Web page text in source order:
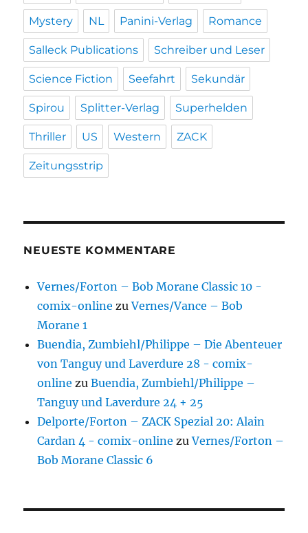
Mystery NL Panini-Verlag Romance
Salleck Publications Schreiber und Leser
Science Fiction Seefahrt Sekundär
Spirou Splitter-Verlag Superhelden
Thriller US Western ZACK
Zeitungsstrip
NEUESTE KOMMENTARE
Vernes/Forton – Bob Morane Classic 10 -
comix-online zuVernes/Vance – Bob
Morane 1
Buendia, Zumbiehl/Philippe – Die Abenteuer
von Tanguy und Laverdure 28 - comix-
online zuBuendia, Zumbiehl/Philippe –
Tanguy und Laverdure 24 + 25
Delporte/Forton – ZACK Spezial 20: Alain
Cardan 4 - comix-online zuVernes/Forton –
Bob Morane Classic 6